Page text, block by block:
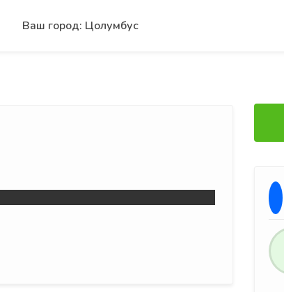
Ваш город: Цолумбус